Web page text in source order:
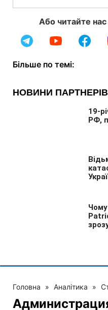
Або читайте
Більше по темі:
Головна » Аналітика »